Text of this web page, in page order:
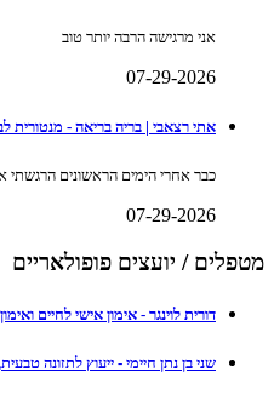
אני מרגישה הרבה יותר טוב
07-29-2026
אתי רצאבי | בריה בריאה - מנטורית
כבר אחרי הימים הראשונים הרגשתי
07-29-2026
מטפלים / יועצים פופולאריים
דורית לוינגר - אימון אישי לחיים
שני בן נתן חיימי - ייעוץ לתזונה